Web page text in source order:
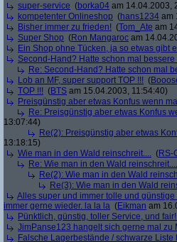
super-service (borka04 am 14.04.2003,
kompetenter Onlineshop (hans1234 am
Bisher immer zu frieden! (Tom_Ate am
Super Shop (Ron Mangaroc am
Ein Shop ohne Tücken, ja so etwas gibt
Second-Hand? Hatte schon mal bessere
Re: Second-Hand? Hatte schon mal
Lob an MF, super support TOP !!! (
TOP !!! (BTS am 15.04.2003, 11:54:40)
Preisgünstig aber etwas Konfus wenn
Re: Preisgünstig aber etwas Konfus
13:07:44)
Re(2): Preisgünstig aber etwas
13:18:15)
Wie man in den Wald reinschreit.... (RS-
Re: Wie man in den Wald reinschreit....
Re(2): Wie man in den Wald
Re(3): Wie man in den Wald
Alles super und immer tolle und
immer gerne wieder. la la la (Eikman am
Pünktlich, günstig, toller Service, und
JimPanse123 hangelt sich gerne mal zu
Falsche Lagerbestände / schwarze